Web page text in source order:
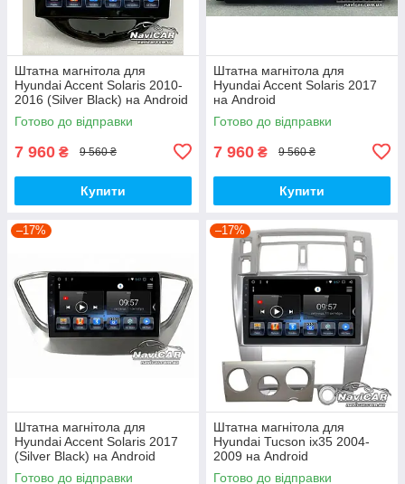
Штатна магнітола для
Hyundai Accent Solaris 2010-
2016 (Silver Black) на Android
Готово до відправки
7 960 ₴ 9 560 ₴
Купити
Штатна магнітола для
Hyundai Accent Solaris 2017
на Android
Готово до відправки
7 960 ₴ 9 560 ₴
Купити
–17%
Штатна магнітола для
Hyundai Accent Solaris 2017
(Silver Black) на Android
Готово до відправки
–17%
Штатна магнітола для
Hyundai Tucson ix35 2004-
2009 на Android
Готово до відправки